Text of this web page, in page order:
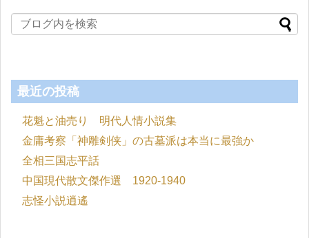
最近の投稿
花魁と油売り 明代人情小説集
金庸考察「神雕剣侠」の古墓派は本当に最強か
全相三国志平話
中国現代散文傑作選 1920-1940
志怪小説逍遙